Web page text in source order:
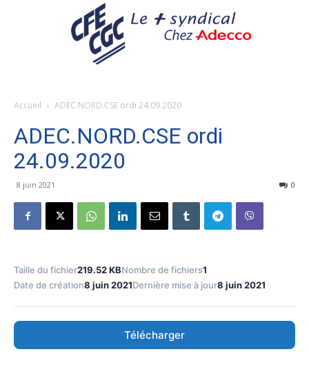
Accueil ADEC.NORD.CSE ordi 24.09.2020
ADEC.NORD.CSE ordi
24.09.2020
8 juin 2021 0
Taille du fichier219.52 KBNombre de fichiers1
Date de création8 juin 2021Dernière mise à jour8 juin 2021
Télécharger